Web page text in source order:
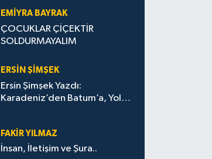
STRATEJİLERİ
EMIYRA BAYRAK
ÇOCUKLAR ÇİÇEKTİR
SOLDURMAYALIM
ERSIN ŞIMŞEK
Ersin Şimşek Yazdı:
Karadeniz’den Batum’a, Yolun
FAKIR YILMAZ
İnsan, İletişim ve Şura..